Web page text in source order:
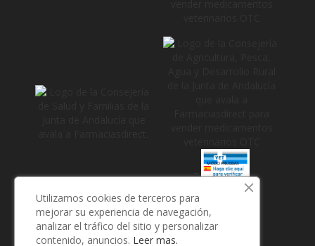
Utilizamos cookies de terceros para
mejorar su experiencia de navegación,
analizar el tráfico del sitio y personalizar
contenido, anuncios. Leer mas.